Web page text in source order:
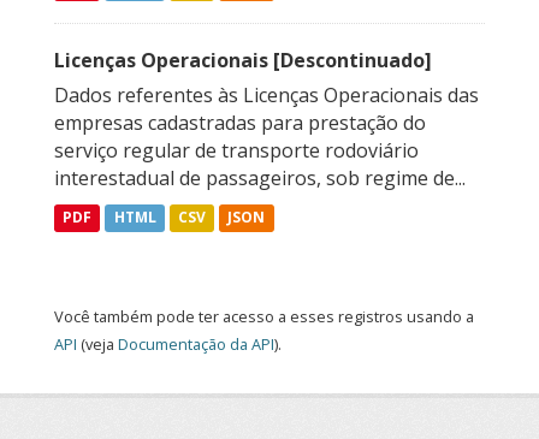
Licenças Operacionais [Descontinuado]
Dados referentes às Licenças Operacionais das
empresas cadastradas para prestação do
serviço regular de transporte rodoviário
interestadual de passageiros, sob regime de...
PDF HTML CSV JSON
Você também pode ter acesso a esses registros usando a
API (veja Documentação da API).